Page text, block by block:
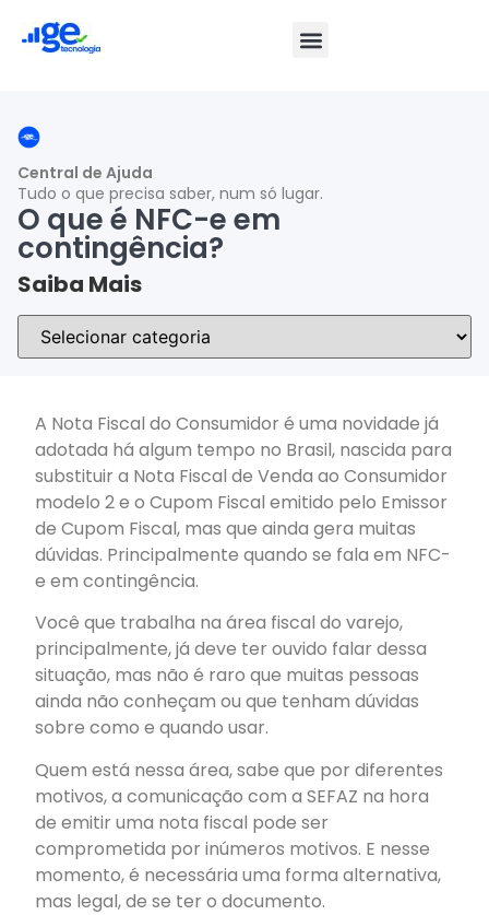
Central de Ajuda
Tudo o que precisa saber, num só lugar.
O que é NFC-e em
contingência?
Saiba Mais
A Nota Fiscal do Consumidor é uma novidade já
adotada há algum tempo no Brasil, nascida para
substituir a Nota Fiscal de Venda ao Consumidor
modelo 2 e o Cupom Fiscal emitido pelo Emissor
de Cupom Fiscal, mas que ainda gera muitas
dúvidas. Principalmente quando se fala em NFC-
e em contingência.
Você que trabalha na área fiscal do varejo,
principalmente, já deve ter ouvido falar dessa
situação, mas não é raro que muitas pessoas
ainda não conheçam ou que tenham dúvidas
sobre como e quando usar.
Quem está nessa área, sabe que por diferentes
motivos, a comunicação com a SEFAZ na hora
de emitir uma nota fiscal pode ser
comprometida por inúmeros motivos. E nesse
momento, é necessária uma forma alternativa,
mas legal, de se ter o documento.